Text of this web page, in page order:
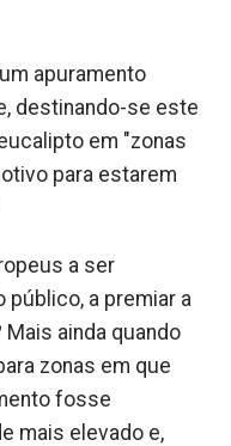
apuramento
destinando-se este
em "zonas
para estarem
a ser
a premiar a
ainda quando
zonas em que
fosse
mais elevado e,